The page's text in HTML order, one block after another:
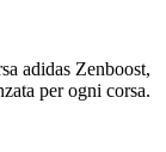
adidas Zenboost,
per ogni corsa.